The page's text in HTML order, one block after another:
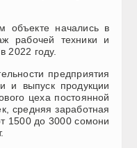
объекте начались в
рабочей техники и
2022 году.
предприятия
и выпуск продукции
цеха постоянной
средняя заработная
1500 до 3000 сомони